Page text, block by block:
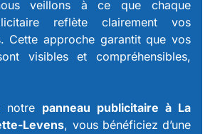
veillons à ce que chaque
reflète clairement vos
Cette approche garantit que vos
visibles et compréhensibles,
notre panneau publicitaire à La
Levens, vous bénéficiez d’une